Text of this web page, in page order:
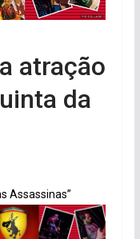
atração
da
Assassinas”